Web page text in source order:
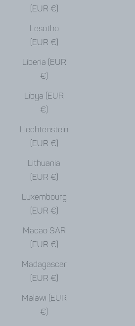
(EUR €)
Lesotho
(EUR €)
Liberia (EUR
€)
Libya (EUR
€)
Liechtenstein
(EUR €)
Lithuania
(EUR €)
Luxembourg
(EUR €)
Macao SAR
(EUR €)
Madagascar
(EUR €)
Malawi (EUR
€)